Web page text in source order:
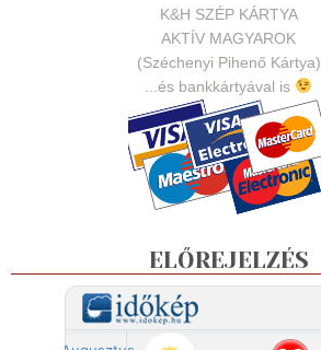
K&H SZÉP KÁRTYA
AKTÍV MAGYAROK
(Széchenyi Pihenő Kártya)
...és bankkártyával is
ELŐREJELZÉS